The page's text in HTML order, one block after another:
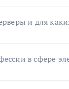
и для
в сфере